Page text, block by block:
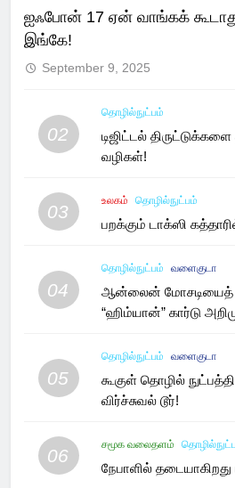
ஐஃபோன் 17 ஏன் வாங்கக்
இங்கே!
September 9, 2025
02
தொழில்நுட்பம்
டிஜிட்டல்
வழிகள்!
03
உலகம் தொழில்நுட்பம்
பறக்கும் டாக்ஸி
04
தொழில்நுட்பம் வளைகுடா
ஆன்லைன் மோசடியைத்
“ஹிம்யான்” கார்டு
05
தொழில்நுட்பம் வளைகுடா
கூகுள் தொழில்
விர்ச்சுவல் டூர்!
06
சமூக வலைதளம்
நேபாளில் தடையாகிறது